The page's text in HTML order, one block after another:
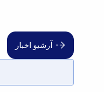
آرشیو اخبار